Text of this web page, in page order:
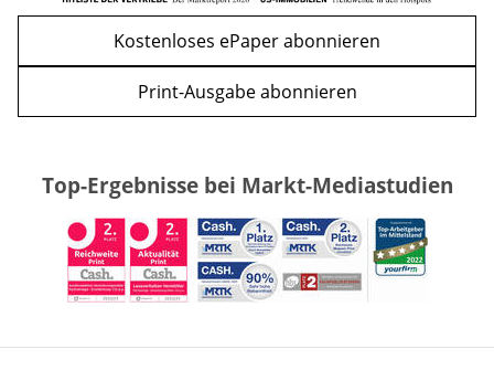
Kostenloses ePaper abonnieren
Print-Ausgabe abonnieren
Top-Ergebnisse bei Markt-Mediastudien